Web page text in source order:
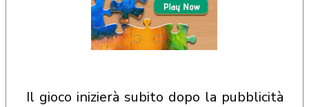
il gioco inizierà subito dopo la pubblicità